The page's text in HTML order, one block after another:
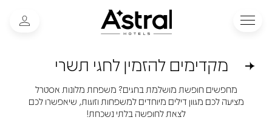
מקדימים להזמין לחגי תשרי
מחפשים חופשת מושלמת בחגים? משפחת מלונות אסטרל
מציעה לכם מגוון דילים מיוחדים למשפחות וזוגות, שיאפשרו לכם
לצאת לחופשה בלתי נשכחת!